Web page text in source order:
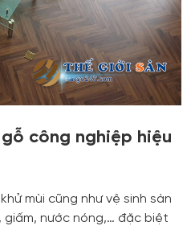
công nghiệp hiệu
mùi cũng như vệ sinh sàn
giấm, nước nóng,… đặc biệt